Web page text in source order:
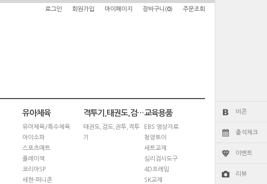
비콘
출석체크
이벤트
리뷰
로그인 회원가입 마이페이지 장바구니(0) 주문조회
유아체육
유아체육/특수체육
아이소파
스포츠매트
플레이잭
코리아SP
세현-퍼니존
격투기,태권도,검도,권투
태권도,검도,권투,격투
기
교육용품
EBS 영상자료
청양토이
세트교재
심리검사도구
4D프레임
SK교재